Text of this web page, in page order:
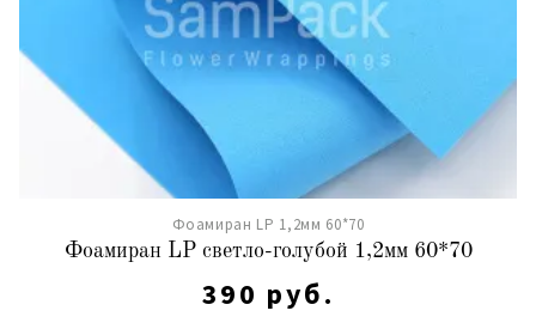
Фоамиран LP 1,2мм 60*70
Фоамиран LP светло-голубой 1,2мм 60*70
390 руб.